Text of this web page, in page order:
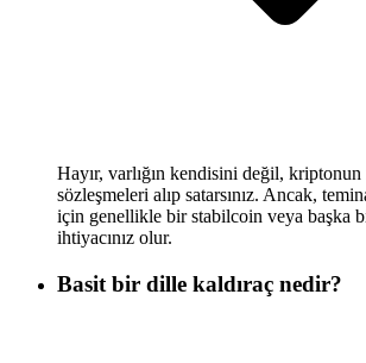
Hayır, varlığın kendisini değil, kriptonun
sözleşmeleri alıp satarsınız. Ancak,
için genellikle bir stabilcoin veya başka
ihtiyacınız olur.
Basit bir dille kaldıraç nedir?